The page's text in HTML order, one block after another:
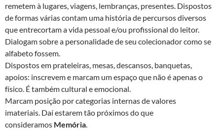
remetem à lugares, viagens, lembranças, presentes. Dispostos
de formas várias contam uma história de percursos diversos
que entrecortam a vida pessoal e/ou profissional do leitor.
Dialogam sobre a personalidade de seu colecionador como se
alfabeto fossem.
Dispostos em prateleiras, mesas, descansos, banquetas,
apoios: inscrevem e marcam um espaço que não é apenas o
físico. É também cultural e emocional.
Marcam posição por categorias internas de valores
imateriais. Daí estarem tão próximos do que
consideramos Memória